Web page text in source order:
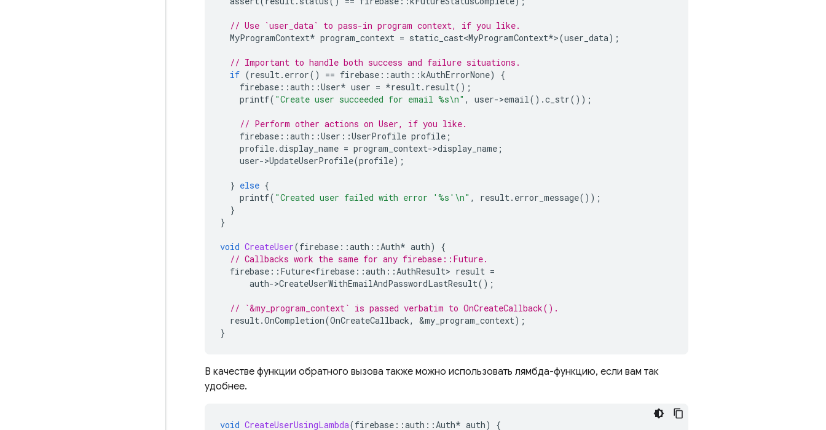
// Use `user_data` to pass-in program context, if you like.
MyProgramContext* program_context = static_cast<MyProgramContext*>(user_data);
// Important to handle both success and failure situations.
if (result. error() == firebase ::auth ::kAuthErrorNone)
{
firebase ::auth ::User* user = *result. result();
printf( "Create user succeeded for email %s\n" , user->email().c_str());
// Perform other actions on User, if you like.
firebase ::auth ::User ::UserProfile profile ;
profile.display_name = program_context->display_name ;
user->UpdateUserProfile(profile);
} else {
printf( "Created user failed with error '%s' \n" , result. error_message());
}
}
void CreateUser(firebase ::auth ::Auth* auth)
{
// Callbacks work the same for any firebase::Future.
firebase :: Future<firebase ::auth ::AuthResult> result =
auth->CreateUserWithEmailAndPasswordLastResult();
// `&my_program_context` is passed verbatim to OnCreateCallback().
result.OnCompletion(OnCreateCallback, &my_program_context);
}
В качестве функции обратного вызова также можно использовать лямбда-функцию, если вам так
удобнее.
void CreateUserUsingLambda(firebase ::auth ::Auth* auth) {